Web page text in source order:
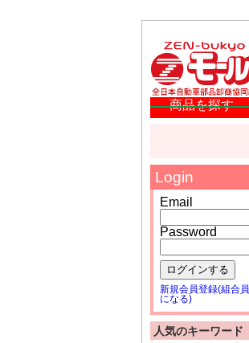
商品を探す
Login
Email
Password
ログインする
新規会員登録(組合員
になる)
人気のキーワード